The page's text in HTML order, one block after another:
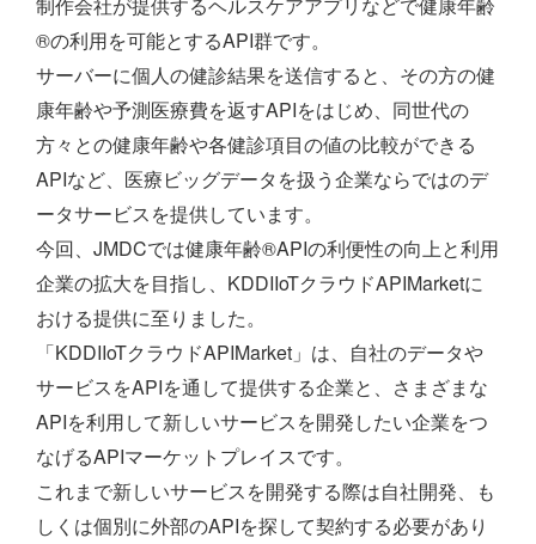
®の利用を可能とするAPI群です。
サーバーに個人の健診結果を送信すると、その方の健
康年齢や予測医療費を返すAPIをはじめ、同世代の
方々との健康年齢や各健診項目の値の比較ができる
APIなど、医療ビッグデータを扱う企業ならではのデ
ータサービスを提供しています。
今回、JMDCでは健康年齢®APIの利便性の向上と利用
企業の拡大を目指し、KDDIIoTクラウドAPIMarketに
おける提供に至りました。
「KDDIIoTクラウドAPIMarket」は、自社のデータや
サービスをAPIを通して提供する企業と、さまざまな
APIを利用して新しいサービスを開発したい企業をつ
なげるAPIマーケットプレイスです。
これまで新しいサービスを開発する際は自社開発、も
しくは個別に外部のAPIを探して契約する必要があり